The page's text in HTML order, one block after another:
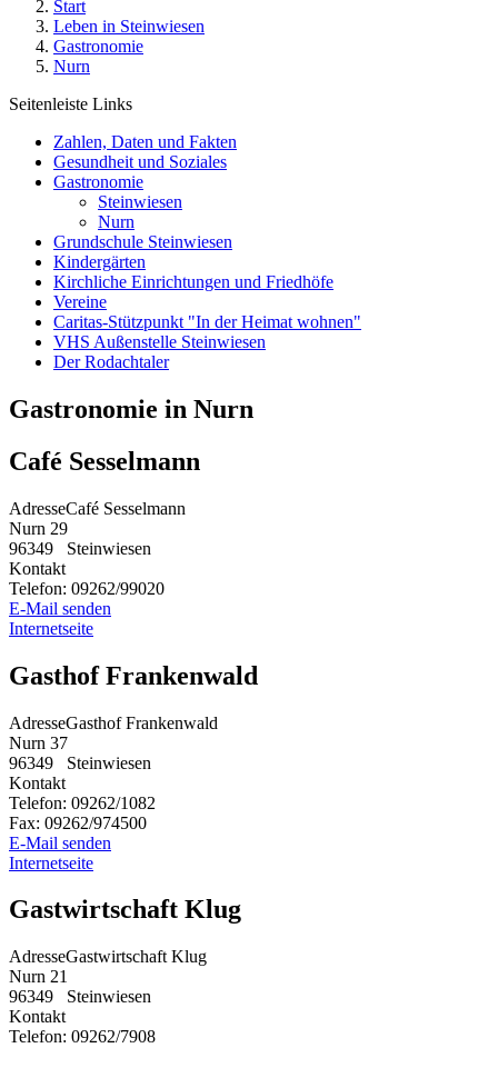
Start
Leben in Steinwiesen
Gastronomie
Nurn
Seitenleiste Links
Zahlen, Daten und Fakten
Gesundheit und Soziales
Gastronomie
Steinwiesen
Nurn
Grundschule Steinwiesen
Kindergärten
Kirchliche Einrichtungen und Friedhöfe
Vereine
Caritas-Stützpunkt "In der Heimat wohnen"
VHS Außenstelle Steinwiesen
Der Rodachtaler
Gastronomie in Nurn
Café Sesselmann
AdresseCafé Sesselmann
Nurn 29
96349
Steinwiesen
Kontakt
Telefon: 09262/99020
E-Mail senden
Internetseite
Gasthof Frankenwald
AdresseGasthof Frankenwald
Nurn 37
96349
Steinwiesen
Kontakt
Telefon: 09262/1082
Fax: 09262/974500
E-Mail senden
Internetseite
Gastwirtschaft Klug
AdresseGastwirtschaft Klug
Nurn 21
96349
Steinwiesen
Kontakt
Telefon: 09262/7908